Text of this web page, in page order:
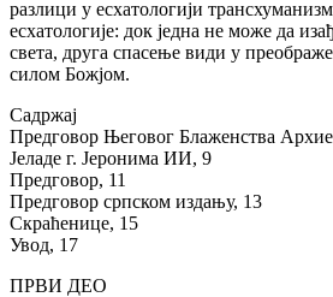
разлици у есхатологији
есхатологије: док једна не може да
света, друга спасење види у
силом Божјом.
Садржај
Предговор Његовог Блаженства
Јеладе г. Јеронима ИИ, 9
Предговор, 11
Предговор српском издању, 13
Скраћенице, 15
Увод, 17
ПРВИ ДЕО